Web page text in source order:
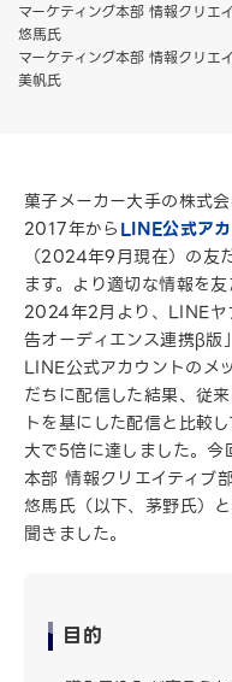
マーケティング本部 情報クリエ
悠馬氏
マーケティング本部 情報クリエ
美帆氏
菓子メーカー大手の株式
2017年からLINE公式ア
（2024年9月現在）の友
ます。より適切な情報を
2024年2月より、LINEヤ
告オーディエンス連携β版
LINE公式アカウントのメ
だちに配信した結果、従
トを基にした配信と比較
大で5倍に達しました。今
本部 情報クリエイティブ
悠馬氏（以下、茅野氏）
聞きました。
目的